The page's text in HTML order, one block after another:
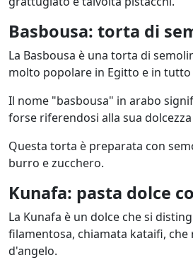
Basbousa: torta di
La Basbousa è una torta di
molto popolare in Egitto e in
Il nome "basbousa" in arabo
forse riferendosi alla sua
Questa torta è preparata con
burro e zucchero.
Kunafa: pasta dolce
La Kunafa è un dolce che si
filamentosa, chiamata kataifi, che
d'angelo.